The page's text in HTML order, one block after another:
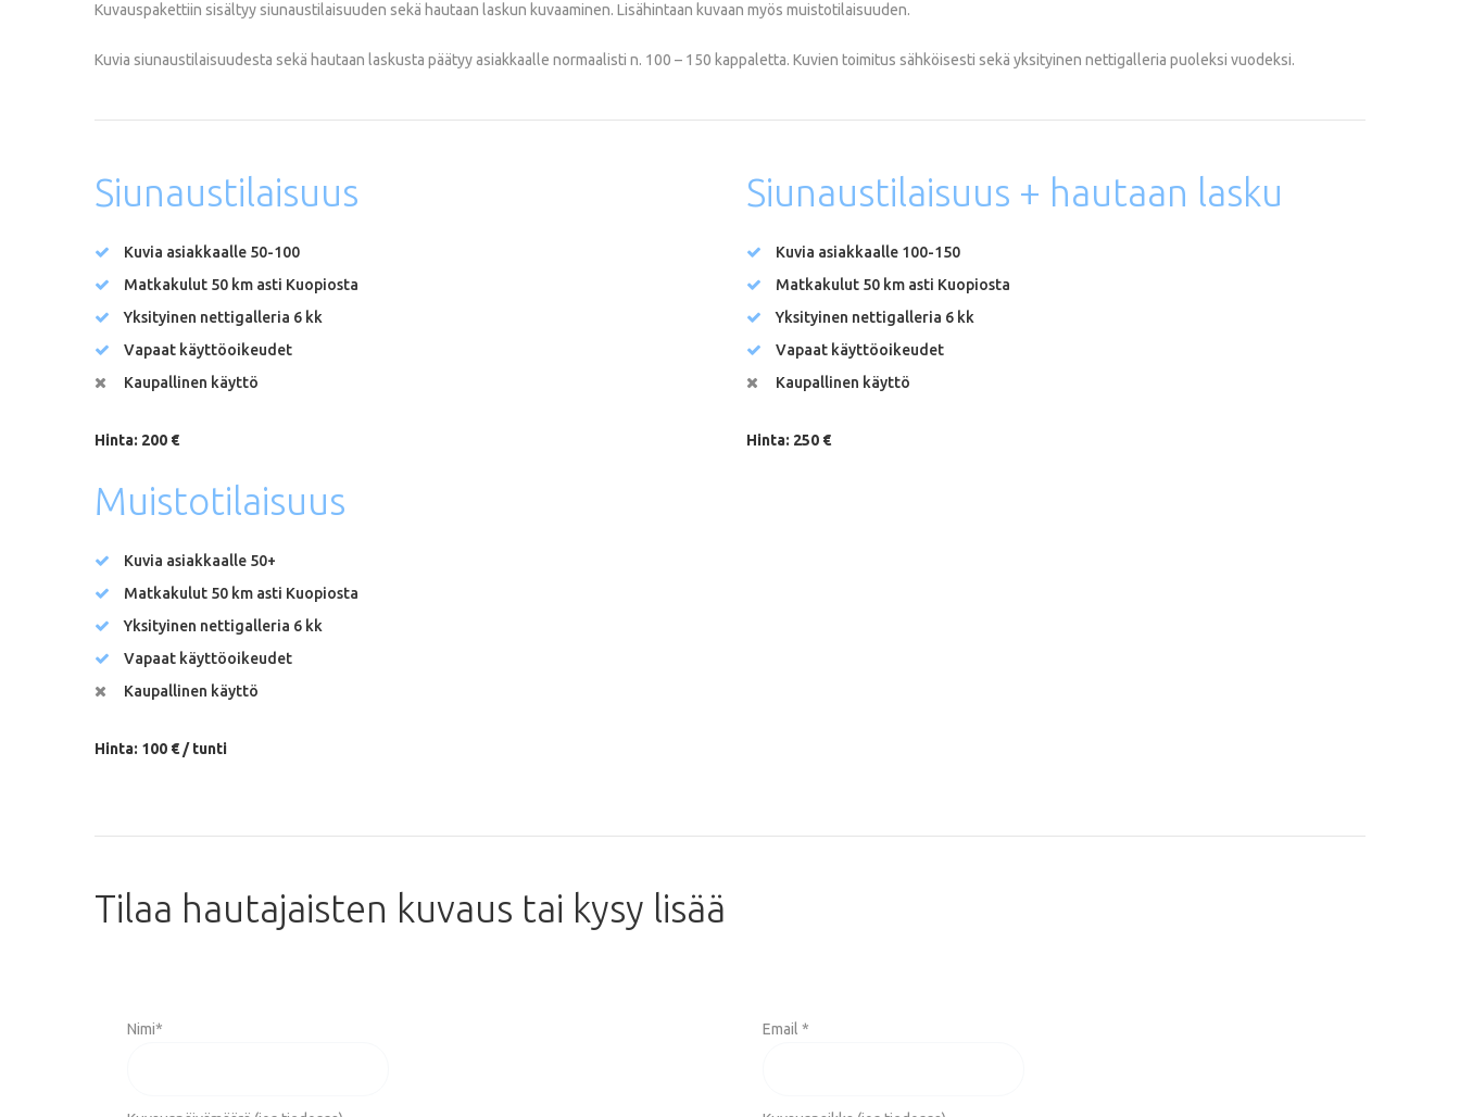
Kuvauspakettiin sisältyy siunaustilaisuuden sekä hautaan laskun kuvaaminen. Lisähintaan kuvaan myös muistotilaisuuden.
Kuvia siunaustilaisuudesta sekä hautaan laskusta päätyy asiakkaalle normaalisti n. 100 – 150 kappaletta. Kuvien toimitus sähköisesti sekä yksityinen nettigalleria puoleksi vuodeksi.
Siunaustilaisuus
Kuvia asiakkaalle 50-100
Matkakulut 50 km asti Kuopiosta
Yksityinen nettigalleria 6 kk
Vapaat käyttöoikeudet
Kaupallinen käyttö
Hinta: 200 €
Siunaustilaisuus + hautaan lasku
Kuvia asiakkaalle 100-150
Matkakulut 50 km asti Kuopiosta
Yksityinen nettigalleria 6 kk
Vapaat käyttöoikeudet
Kaupallinen käyttö
Hinta: 250 €
Muistotilaisuus
Kuvia asiakkaalle 50+
Matkakulut 50 km asti Kuopiosta
Yksityinen nettigalleria 6 kk
Vapaat käyttöoikeudet
Kaupallinen käyttö
Hinta: 100 € / tunti
Tilaa hautajaisten kuvaus tai kysy lisää
Nimi* Email *